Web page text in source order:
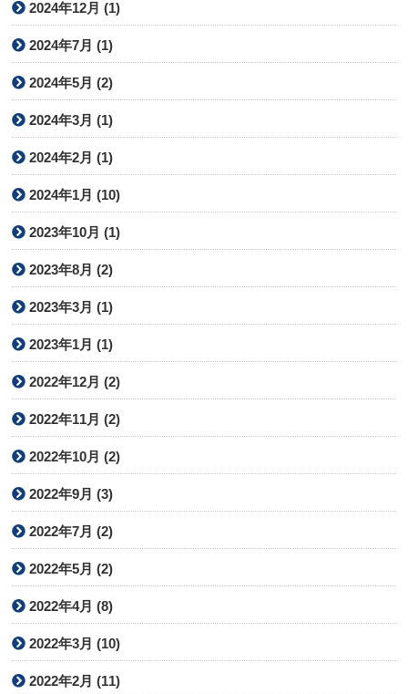
2024年12月 (1)
2024年7月 (1)
2024年5月 (2)
2024年3月 (1)
2024年2月 (1)
2024年1月 (10)
2023年10月 (1)
2023年8月 (2)
2023年3月 (1)
2023年1月 (1)
2022年12月 (2)
2022年11月 (2)
2022年10月 (2)
2022年9月 (3)
2022年7月 (2)
2022年5月 (2)
2022年4月 (8)
2022年3月 (10)
2022年2月 (11)